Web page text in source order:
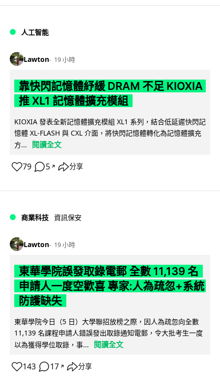
人工智能
Lawton 19 小時
靠快閃記憶體紓緩 DRAM 不足 KIOXIA
推 XL1 記憶體擴充模組
KIOXIA 發表全新記憶體擴充模組 XL1 系列，結合低延遲快閃記
憶體 XL-FLASH 與 CXL 介面，將快閃記憶體轉化為記憶體擴充
方...
閱讀全文
79 5 ↗ 分享
商業科技 資訊保安
Lawton 19 小時
東華學院誤發取錄電郵 全數 11,139 名
申請人一度空歡喜 專家:人為疏忽+系統
防護缺失
東華學院今日（5 日）大學聯招放榜之際，因人為疏忽向全數
11,139 名課程申請人錯誤發出取錄通知電郵，令大批考生一度
以為獲得學位取錄，事...
閱讀全文
143 17 ↗ 分享